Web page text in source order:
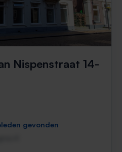
Nispenstraat 14-
gevonden